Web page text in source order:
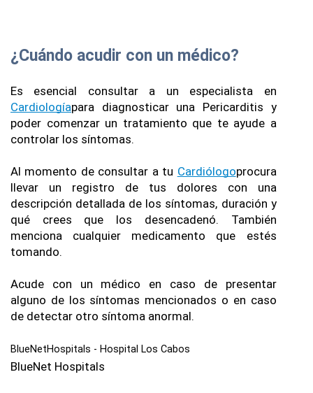
¿Cuándo acudir con un médico?
Cardiologíapara diagnosticar una Pericarditis y
poder comenzar un tratamiento que te ayude a
controlar los síntomas.
Al momento de consultar a tu Cardiólogoprocura
llevar un registro de tus dolores con una
descripción detallada de los síntomas, duración y
qué crees que los desencadenó. También
menciona cualquier medicamento que estés
tomando.
Acude con un médico en caso de presentar
alguno de los síntomas mencionados o en caso
de detectar otro síntoma anormal.
BlueNetHospitals - Hospital Los Cabos
BlueNet Hospitals